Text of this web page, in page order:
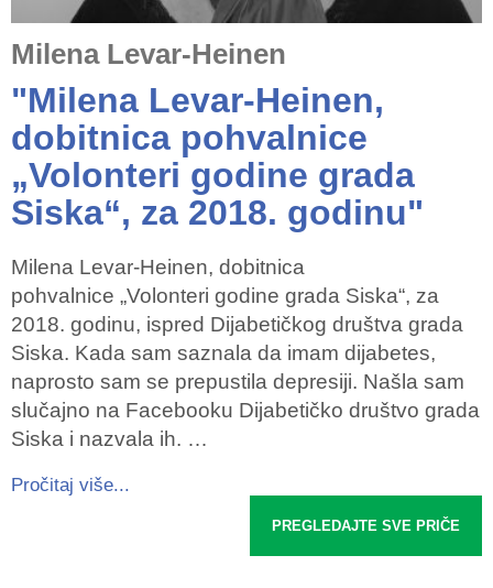
Milena Levar-Heinen
"Milena Levar-Heinen,
dobitnica pohvalnice
„Volonteri godine grada
Siska“, za 2018. godinu"
Milena Levar-Heinen, dobitnica
pohvalnice „Volonteri godine grada Siska“, za
2018. godinu, ispred Dijabetičkog društva grada
Siska. Kada sam saznala da imam dijabetes,
naprosto sam se prepustila depresiji. Našla sam
slučajno na Facebooku Dijabetičko društvo grada
Siska i nazvala ih. …
Pročitaj više...
PREGLEDAJTE SVE PRIČE